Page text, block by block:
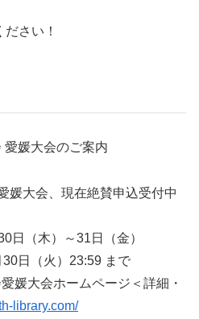
さい！
媛大会のご案内
媛大会、現在絶賛申込受付中
日（木）～31日（金）
30日（火）23:59 まで
媛大会ホームページ＜詳細・
library.com/